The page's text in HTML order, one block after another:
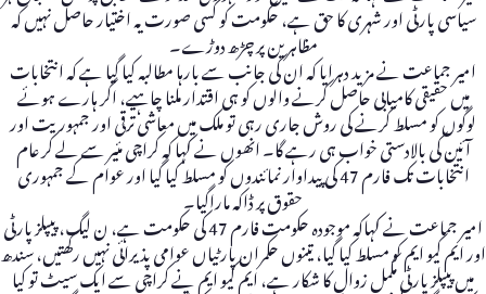
سیاسی پارٹی اور شہری کا حق ہے، حکومت کو کسی صورت یہ اختیار حاصل نہیں کہ
مظاہرین پر چڑھ دوڑے۔
امیر جماعت نے مزید دہرایا کہ ان کی جانب سے بارہا مطالبہ کیا گیا ہے کہ انتخابات
میں حقیقی کامیابی حاصل کرنے والوں کو ہی اقتدار ملنا چاہیے، اگر ہارے ہوئے
لوگوں کو مسلط کرنے کی روش جاری رہی تو ملک میں معاشی ترقی اور جمہوریت اور
آئین کی بالادستی خواب ہی رہے گا۔ انھوں نے کہا کہ کراچی مئیر سے لے کر عام
انتخابات تک فارم 47 کی پیداوار نمائندوں کو مسلط کیا گیا اور عوام کے جمہوری
حقوق پر ڈاکہ ماراگیا۔
امیر جماعت نے کہاکہ موجودہ حکومت فارم 47 کی حکومت ہے، ن لیگ، پیپلزپارٹی
اور ایم کیو ایم کو مسلط کیا گیا، تینوں حکمران پارٹیاں عوامی پذیرائی نہیں رکھتیں، سندھ
میں پیپلزپارٹی مکمل زوال کا شکار ہے، ایم کیو ایم نے کراچی سے ایک سیٹ تو کیا